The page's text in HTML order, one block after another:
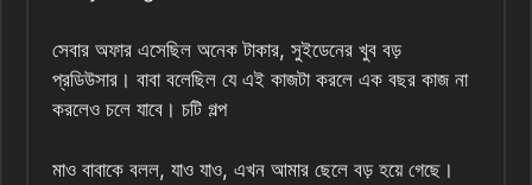
সেবার অফার এসেছিল অনেক টাকার, সুইডেনের খুব বড়
প্রডিউসার। বাবা বলেছিল যে এই কাজটা করলে এক বছর কাজ না
করলেও চলে যাবে। চটি গল্প
মাও বাবাকে বলল, যাও যাও, এখন আমার ছেলে বড় হয়ে গেছে।